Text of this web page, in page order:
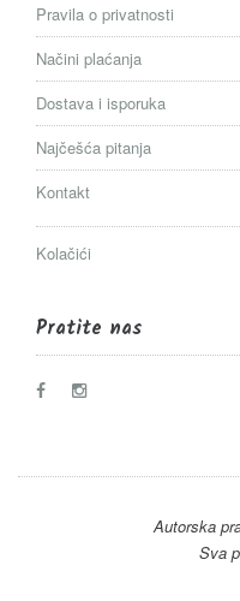
Pravila o privatnosti
Načini plaćanja
Dostava i isporuka
Najčešća pitanja
Kontakt
Kolačići
Pratite nas
Autorska
Sva